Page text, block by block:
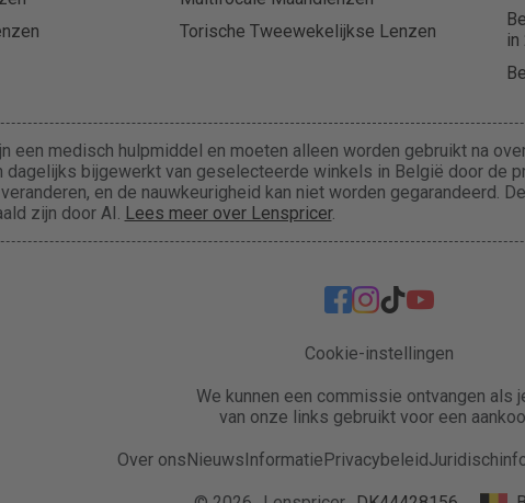
Torische Tweewekelijkse Lenzen
in
een medisch hulpmiddel en moeten alleen worden gebruikt na
dagelijks bijgewerkt van geselecteerde winkels in België door de
en de nauwkeurigheid kan niet worden gegarandeerd.
zijn door AI. Lees meer over Lenspricer.
Cookie-instellingen
We kunnen een commissie ontvangen als
van onze links gebruikt voor een
Over onsNieuwsInformatiePrivacybeleidJuridisch